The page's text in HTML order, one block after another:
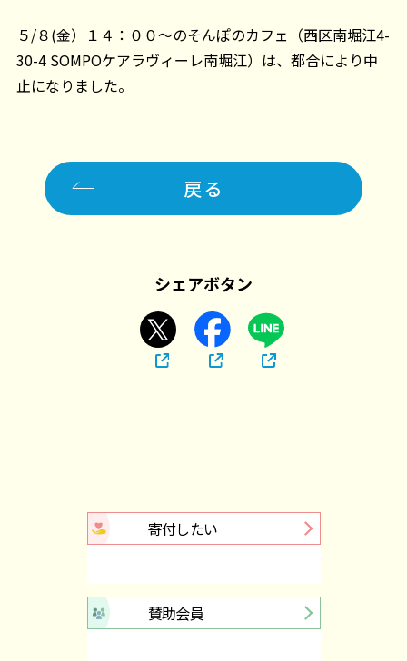
５/８(金）１４：００～のそんぽのカフェ（西区南堀江4-
30-4 SOMPOケアラヴィーレ南堀江）は、都合により中
止になりました。
戻る
シェアボタン
寄付したい
賛助会員